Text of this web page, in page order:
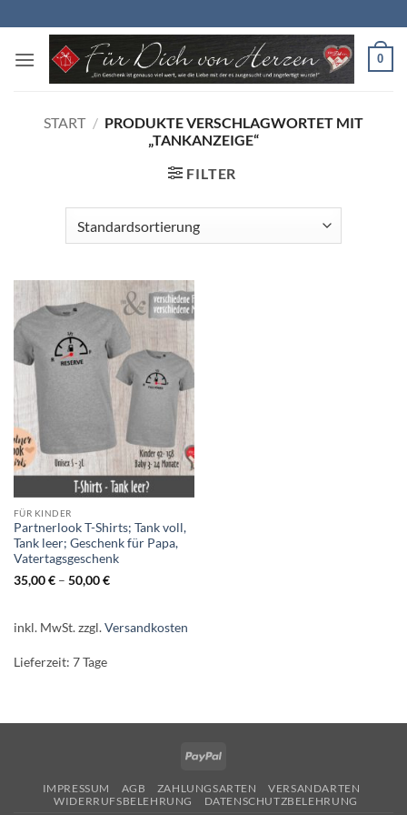
Inhalt
springen
0
START / PRODUKTE VERSCHLAGWORTET MIT
„TANKANZEIGE“
FILTER
FÜR KINDER
Partnerlook T-Shirts; Tank voll,
Tank leer; Geschenk für Papa,
Vatertagsgeschenk
35,00€– 50,00€
inkl. MwSt.zzgl.Versandkosten
Lieferzeit: 7 Tage
PayPal
IMPRESSUM AGB ZAHLUNGSARTEN
VERSANDARTEN
WIDERRUFSBELEHRUNG
DATENSCHUTZBELEHRUNG